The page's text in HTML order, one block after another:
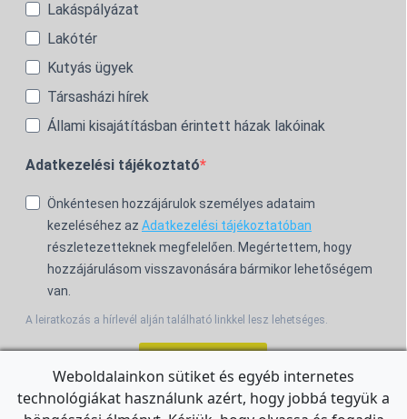
Lakáspályázat
Lakótér
Kutyás ügyek
Társasházi hírek
Állami kisajátításban érintett házak lakóinak
Adatkezelési tájékoztató
Önkéntesen hozzájárulok személyes adataim
kezeléséhez az Adatkezelési tájékoztatóban
részletezetteknek megfelelően. Megértettem, hogy
hozzájárulásom visszavonására bármikor lehetőségem
van.
A leiratkozás a hírlevél alján található linkkel lesz lehetséges.
For the English Newsletter, clickHERE.
Weboldalainkon sütiket és egyéb internetes
technológiákat használunk azért, hogy jobbá tegyük a